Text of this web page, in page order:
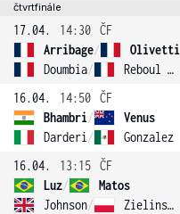
čtvrtfinále
17.04. 14:30 ČF
Arribage/
Olivetti
Doumbia/ Reboul (2)
16.04.
14:50 ČF
Bhambri/
Venus
Darderi / Gonzalez
16.04.
13:15 ČF
Luz/
Matos
Johnson/ Zielinski